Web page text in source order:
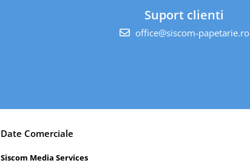
Suport clienti
office@siscom-papetarie.ro
Date Comerciale
Siscom Media Services